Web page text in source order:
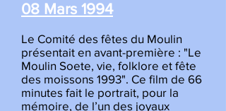
08 Mars 1994
Le Comité des fêtes du Moulin
présentait en avant-première : "Le
Moulin Soete, vie, folklore et fête
des moissons 1993". Ce film de 66
minutes fait le portrait, pour la
mémoire, de l’un des joyaux